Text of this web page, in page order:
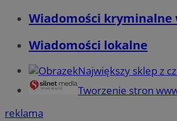
Wiadomości kryminalne
Wiadomości lokalne
Największy sklep z
Tworzenie stron
reklama